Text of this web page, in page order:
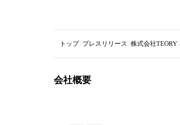
トップ プレスリリース 株式会社TEORY
会社概要